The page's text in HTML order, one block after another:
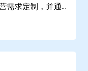
的支持与维护 让
潜力的合作伙
需求定制，并通
直接与您的团队
在的客户现场操
心。通过专注于
，我们帮助您的